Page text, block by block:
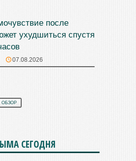
после
ухудшиться спустя
07.08.2026
ОБЗОР
СЕГОДНЯ